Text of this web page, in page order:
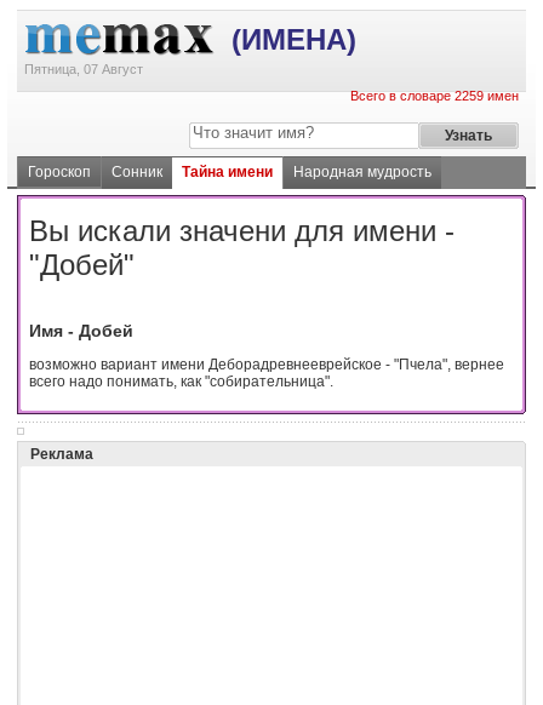
(ИМЕНА)
Пятница, 07 Август
Всего в словаре 2259 имен
Гороскоп Сонник Тайна имени Народная мудрость
Вы искали значени для имени -
"Добей"
Имя - Добей
возможно вариант имени Деборадревнееврейское - "Пчела", вернее
всего надо понимать, как "собирательница".
Реклама